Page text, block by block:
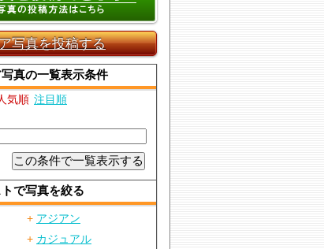
写真を投稿する
真の一覧表示条件
気順 注目順
で写真を絞る
+ アジアン
+ カジュアル